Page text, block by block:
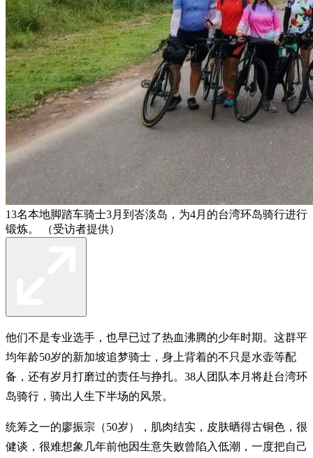
13名本地脚踏车骑士3月到峇淡岛，为4月的台湾环岛骑行进行
锻炼。 （受访者提供）
他们不是专业选手，也早已过了热血沸腾的少年时期。这群平
均年龄50岁的新加坡追梦骑士，身上背着的不只是水壶等配
备，还有岁月打磨过的责任与挣扎。38人团队本月将赴台湾环
岛骑行，骑出人生下半场的风景。
统筹之一的廖振宗（50岁），肌肉结实，皮肤晒得古铜色，很
健谈，很难想象几年前他因生意失败曾陷入低潮，一度把自己